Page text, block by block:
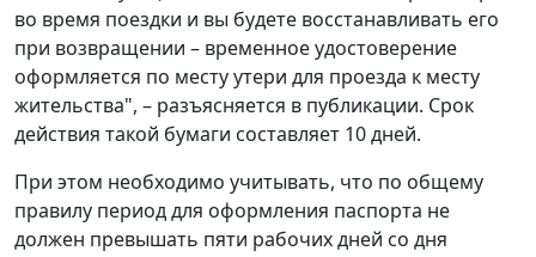
во время поездки и вы будете восстанавливать его
при возвращении – временное удостоверение
оформляется по месту утери для проезда к месту
жительства", – разъясняется в публикации. Срок
действия такой бумаги составляет 10 дней.
При этом необходимо учитывать, что по общему
правилу период для оформления паспорта не
должен превышать пяти рабочих дней со дня